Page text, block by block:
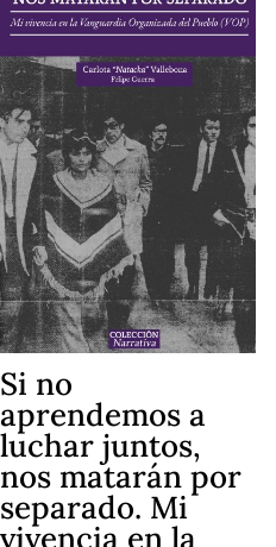
Si no
aprendemos a
luchar juntos,
nos matarán por
separado. Mi
vivencia en la